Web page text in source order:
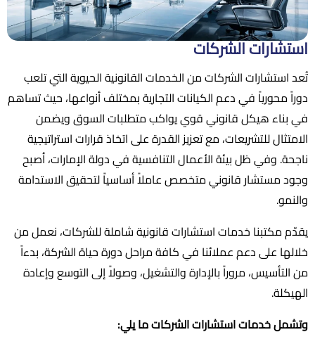
استشارات الشركات
تُعد استشارات الشركات من الخدمات القانونية الحيوية التي تلعب
دوراً محورياً في دعم الكيانات التجارية بمختلف أنواعها، حيث تساهم
في بناء هيكل قانوني قوي يواكب متطلبات السوق ويضمن
الامتثال للتشريعات، مع تعزيز القدرة على اتخاذ قرارات استراتيجية
ناجحة. وفي ظل بيئة الأعمال التنافسية في دولة الإمارات، أصبح
وجود مستشار قانوني متخصص عاملاً أساسياً لتحقيق الاستدامة
والنمو.
يقدّم مكتبنا خدمات استشارات قانونية شاملة للشركات، نعمل من
خلالها على دعم عملائنا في كافة مراحل دورة حياة الشركة، بدءاً
من التأسيس، مروراً بالإدارة والتشغيل، وصولاً إلى التوسع وإعادة
الهيكلة.
وتشمل خدمات استشارات الشركات ما يلي: